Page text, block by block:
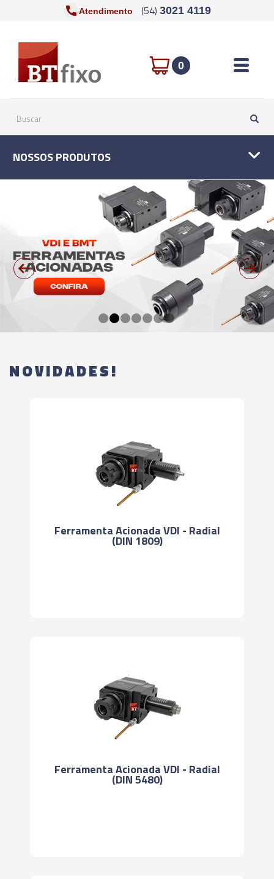
Atendimento (54) 3021 4119
0 Toggle
NOSSOS PRODUTOS
prev next
NOVIDADES!
Ferramenta Acionada VDI - Radial
(DIN 1809)
Ferramenta Acionada VDI - Radial
(DIN 5480)